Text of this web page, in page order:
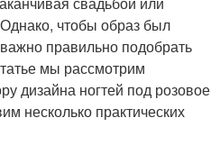
чтобы образ был
правильно подобрать
мы рассмотрим
дизайна ногтей под розовое
несколько практических